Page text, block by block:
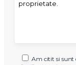
Am citit si sunt